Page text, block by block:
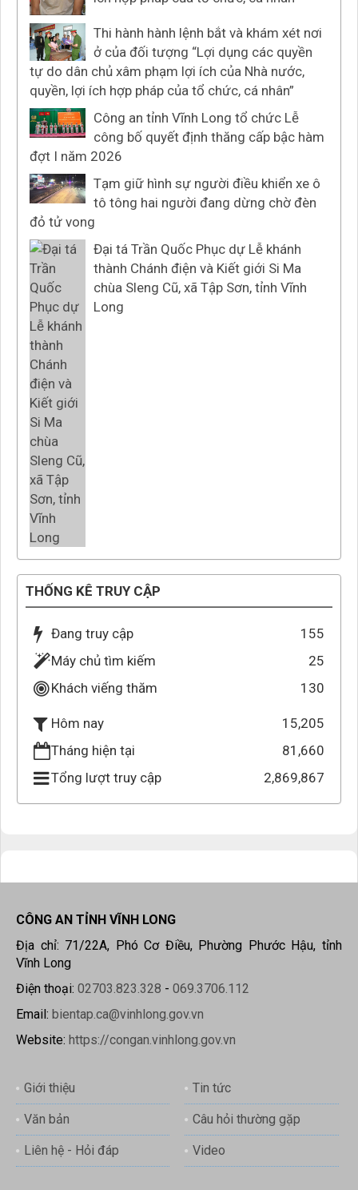
Thi hành hành lệnh bắt và khám xét nơi
ở của đối tượng “Lợi dụng các quyền
tự do dân chủ xâm phạm lợi ích của Nhà nước,
quyền, lợi ích hợp pháp của tổ chức, cá nhân”
Công an tỉnh Vĩnh Long tổ chức Lễ
công bố quyết định thăng cấp bậc hàm
đợt I năm 2026
Tạm giữ hình sự người điều khiển xe ô
tô tông hai người đang dừng chờ đèn
đỏ tử vong
Đại tá Trần Quốc Phục dự Lễ khánh
thành Chánh điện và Kiết giới Si Ma
chùa Sleng Cũ, xã Tập Sơn, tỉnh Vĩnh
Long
THỐNG KÊ TRUY CẬP
Đang truy cập
155
Máy chủ tìm kiếm
25
Khách viếng thăm
130
Hôm nay
15,205
Tháng hiện tại
81,660
Tổng lượt truy cập
2,869,867
CÔNG AN TỈNH VĨNH LONG
Địa chỉ: 71/22A, Phó Cơ Điều, Phường Phước Hậu, tỉnh
Vĩnh Long
Điện thoại: 02703.823.328 - 069.3706.112
Email: bientap.ca@vinhlong.gov.vn
Website: https://congan.vinhlong.gov.vn
Giới thiệu Tin tức
Văn bản Câu hỏi thường gặp
Liên hệ - Hỏi đáp Video